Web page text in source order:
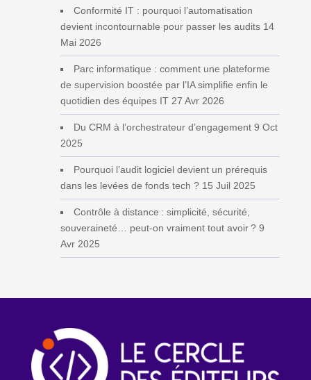
Conformité IT : pourquoi l’automatisation
devient incontournable pour passer les audits 14
Mai 2026
Parc informatique : comment une plateforme
de supervision boostée par l’IA simplifie enfin le
quotidien des équipes IT 27 Avr 2026
Du CRM à l’orchestrateur d’engagement 9 Oct
2025
Pourquoi l’audit logiciel devient un prérequis
dans les levées de fonds tech ? 15 Juil 2025
Contrôle à distance : simplicité, sécurité,
souveraineté… peut‑on vraiment tout avoir ? 9
Avr 2025